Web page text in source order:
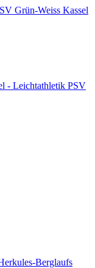
Grün-Weiss Kassel
PSV
Berglaufs